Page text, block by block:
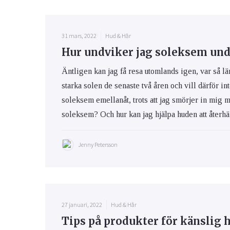
31 mars, 2022 Hud & Hår
Hur undviker jag soleksem
Äntligen kan jag få resa utomlands igen, var så
starka solen de senaste två åren och vill därför
soleksem emellanåt, trots att jag smörjer in mig
soleksem? Och hur kan jag hjälpa huden att
Jenny Petersson
27 januari, 2022 Hud & Hår
Tips på produkter för känslig